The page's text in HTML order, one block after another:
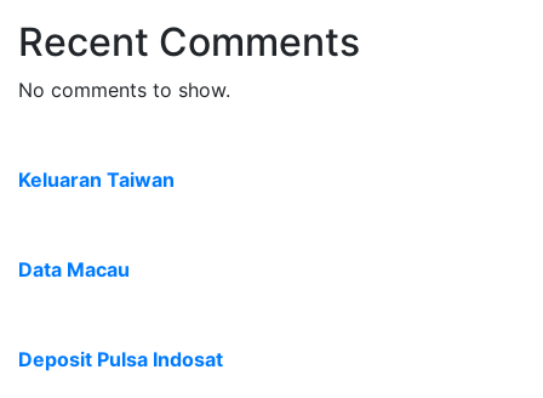
Recent Comments
No comments to show.
Keluaran Taiwan
Data Macau
Deposit Pulsa Indosat